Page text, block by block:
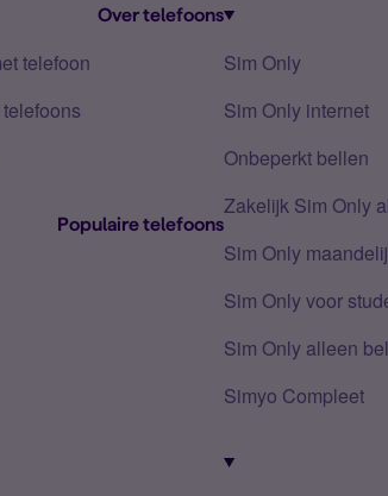
Over telefoons
telefoon
Populaire telefoons
Sim Only
Sim Only internet
Onbeperkt bellen
Zakelijk Sim Only
Sim Only
Sim Only voor
Sim Only alleen
Simyo Compleet